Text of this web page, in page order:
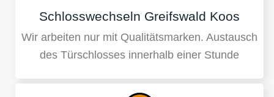
Schlosswechseln Greifswald Koos
Wir arbeiten nur mit Qualitätsmarken. Austausch
des Türschlosses innerhalb einer Stunde